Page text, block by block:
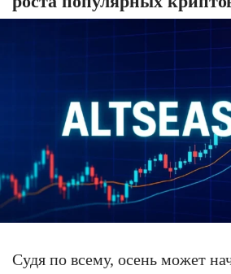
Судя по всему, осень может